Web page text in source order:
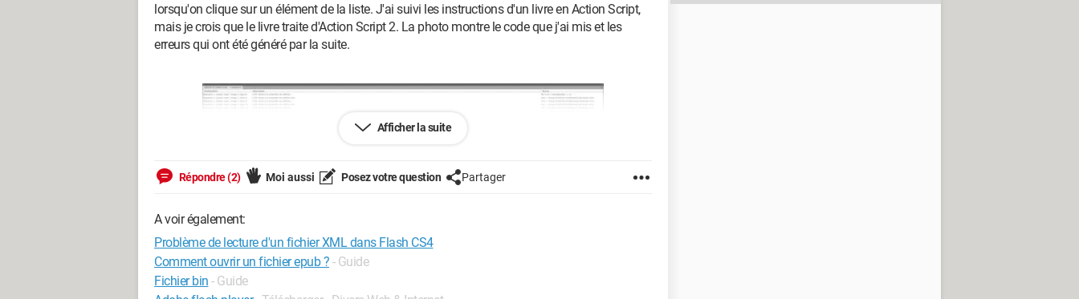
lorsqu'on clique sur un élément de la liste. J'ai suivi les instructions d'un livre en Action Script,
mais je crois que le livre traite d'Action Script 2. La photo montre le code que j'ai mis et les
erreurs qui ont été généré par la suite.
Afficher la suite
Répondre (2) Moi aussi Posez votre question Partager
A voir également:
Problème de lecture d'un fichier XML dans Flash CS4
Comment ouvrir un fichier epub ? - Guide
Fichier bin - Guide